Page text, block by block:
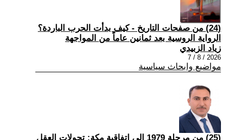
(24) من صفحات التاريخ - كيف بدأت الحرب الباردة؟
الرواية الروسية بعد ثمانين عاماً من المواجهة
زياد الزبيدي
2026 / 8 / 7
مواضيع وابحاث سياسية
(25) من مرحلة 1979 إلى اتفاقية مكة: تحولات العقل